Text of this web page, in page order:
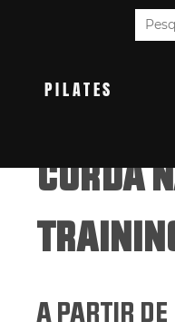
PILATES
CORDA
A PARTIR DE